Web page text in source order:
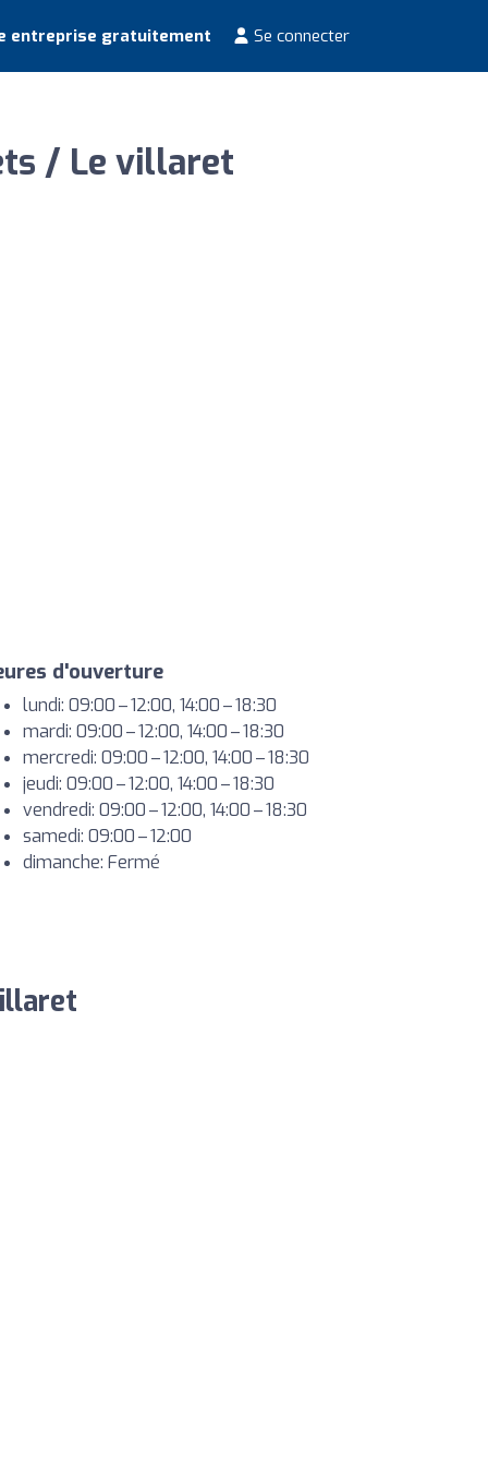
entreprise gratuitement Se connecter
/ Le villaret
d'ouverture
lundi: 09:00 – 12:00, 14:00 – 18:30
mardi: 09:00 – 12:00, 14:00 – 18:30
mercredi: 09:00 – 12:00, 14:00 – 18:30
jeudi: 09:00 – 12:00, 14:00 – 18:30
vendredi: 09:00 – 12:00, 14:00 – 18:30
samedi: 09:00 – 12:00
dimanche: Fermé